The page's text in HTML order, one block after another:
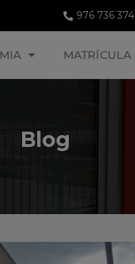
976 736 374
MATRÍCULA
Blog